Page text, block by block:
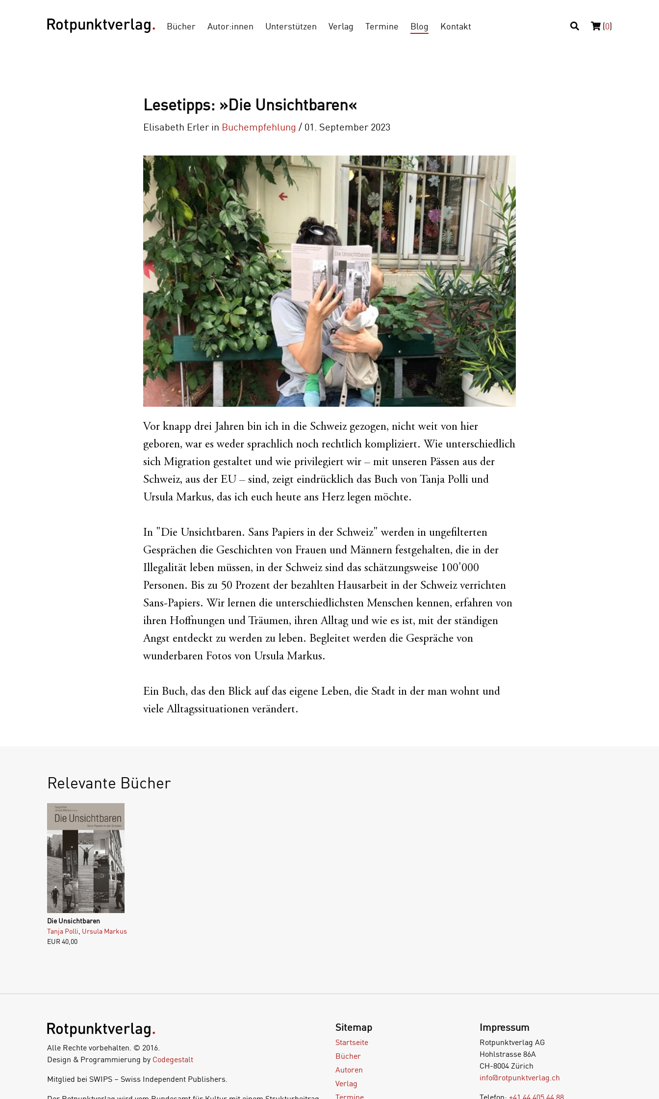
Bücher Autor:innen Unterstützen Verlag Termine Blog Kontakt (0)
Lesetipps: »Die Unsichtbaren«
Elisabeth Erler in Buchempfehlung / 01. September 2023
Vor knapp drei Jahren bin ich in die Schweiz gezogen, nicht weit von hier
geboren, war es weder sprachlich noch rechtlich kompliziert. Wie unterschiedlich
sich Migration gestaltet und wie privilegiert wir – mit unseren Pässen aus der
Schweiz, aus der EU – sind, zeigt eindrücklich das Buch von Tanja Polli und
Ursula Markus, das ich euch heute ans Herz legen möchte.
In "Die Unsichtbaren. Sans Papiers in der Schweiz" werden in ungefilterten
Gesprächen die Geschichten von Frauen und Männern festgehalten, die in der
Illegalität leben müssen, in der Schweiz sind das schätzungsweise 100'000
Personen. Bis zu 50 Prozent der bezahlten Hausarbeit in der Schweiz verrichten
Sans-Papiers. Wir lernen die unterschiedlichsten Menschen kennen, erfahren von
ihren Hoffnungen und Träumen, ihren Alltag und wie es ist, mit der ständigen
Angst entdeckt zu werden zu leben. Begleitet werden die Gespräche von
wunderbaren Fotos von Ursula Markus.
Ein Buch, das den Blick auf das eigene Leben, die Stadt in der man wohnt und
viele Alltagssituationen verändert.
Relevante Bücher
Die Unsichtbaren
Tanja Polli Ursula Markus
EUR40,00
Alle Rechte vorbehalten. © 2016.
Design & Programmierung by Codegestalt
Mitglied bei SWIPS – Swiss Independent Publishers.
Sitemap
Startseite
Bücher
Autoren
Verlag
Termine
Impressum
Rotpunktverlag AG
Hohlstrasse 86A
CH-8004 Zürich
info@rotpunktverlag.ch
Telefon: +41 44 405 44 88